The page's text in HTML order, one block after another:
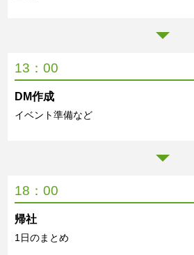
13：00
DM作成
イベント準備など
18：00
帰社
1日のまとめ